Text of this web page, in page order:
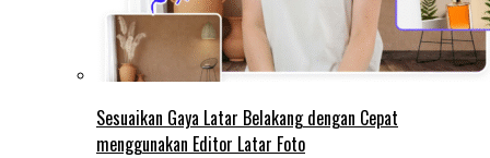
Sesuaikan Gaya Latar Belakang dengan Cepat
menggunakan Editor Latar Foto